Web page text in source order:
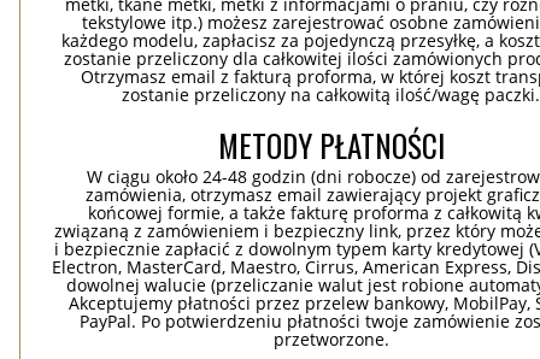
tekstylowe itp.) możesz zarejestrować osobne
każdego modelu, zapłacisz za pojedynczą przesyłkę, a
zostanie przeliczony dla całkowitej ilości zamówionych
Otrzymasz email z fakturą proforma, w której koszt
zostanie przeliczony na całkowitą ilość/wagę paczki.
METODY PŁATNOŚCI
W ciągu około 24-48 godzin (dni robocze) od
zamówienia, otrzymasz email zawierający projekt
końcowej formie, a także fakturę proforma z całkowitą
związaną z zamówieniem i bezpieczny link, przez który
i bezpiecznie zapłacić z dowolnym typem karty kredytowej
Electron, MasterCard, Maestro, Cirrus, American Express,
dowolnej walucie (przeliczanie walut jest robione
Akceptujemy płatności przez przelew bankowy, MobilPay,
PayPal. Po potwierdzeniu płatności twoje zamówienie
przetworzone.